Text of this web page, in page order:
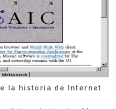
la historia de Internet